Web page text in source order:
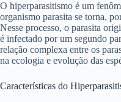
O hiperparasitismo é um
organismo parasita se torna,
Nesse processo, o parasita
é infectado por um segundo
relação complexa entre os
na ecologia e evolução das
Características do